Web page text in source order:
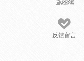
反馈留言